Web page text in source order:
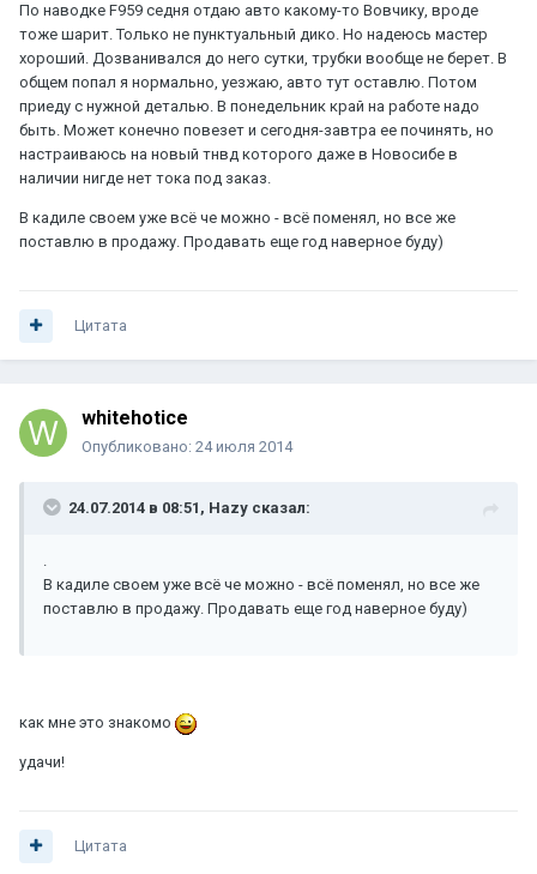
По наводке F959 седня отдаю авто какому-то Вовчику, вроде
тоже шарит. Только не пунктуальный дико. Но надеюсь мастер
хороший. Дозванивался до него сутки, трубки вообще не берет. В
общем попал я нормально, уезжаю, авто тут оставлю. Потом
приеду с нужной деталью. В понедельник край на работе надо
быть. Может конечно повезет и сегодня-завтра ее починять, но
настраиваюсь на новый тнвд которого даже в Новосибе в
наличии нигде нет тока под заказ.
В кадиле своем уже всё че можно - всё поменял, но все же
поставлю в продажу. Продавать еще год наверное буду)
Цитата
whitehotice
Опубликовано: 24 июля 2014
24.07.2014 в 08:51, Hazy сказал:
.
В кадиле своем уже всё че можно - всё поменял, но все же
поставлю в продажу. Продавать еще год наверное буду)
как мне это знакомо
удачи!
Цитата